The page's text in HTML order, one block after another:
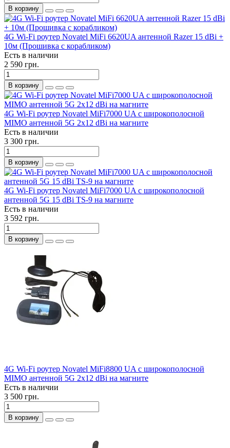
В корзину
4G Wi-Fi роутер Novatel MiFi 6620UA антенной Razer 15 dBi +
10м (Прошивка с корабликом)
Есть в наличии
2 590 грн.
В корзину
4G Wi-Fi роутер Novatel MiFi7000 UA c широкополосной
MIMO антенной 5G 2x12 dBi на магните
Есть в наличии
3 300 грн.
В корзину
4G Wi-Fi роутер Novatel MiFi7000 UA c широкополосной
антенной 5G 15 dBi TS-9 на магните
Есть в наличии
3 592 грн.
В корзину
4G Wi-Fi роутер Novatel MiFi8800 UA c широкополосной
MIMO антенной 5G 2x12 dBi на магните
Есть в наличии
3 500 грн.
В корзину